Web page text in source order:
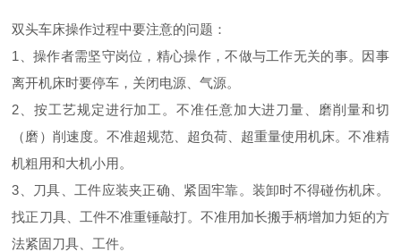
双头车床操作过程中要注意的问题：
1、操作者需坚守岗位，精心操作，不做与工作无关的事。因事
离开机床时要停车，关闭电源、气源。
2、按工艺规定进行加工。不准任意加大进刀量、磨削量和切
（磨）削速度。不准超规范、超负荷、超重量使用机床。不准精
机粗用和大机小用。
3、刀具、工件应装夹正确、紧固牢靠。装卸时不得碰伤机床。
找正刀具、工件不准重锤敲打。不准用加长搬手柄增加力矩的方
法紧固刀具、工件。